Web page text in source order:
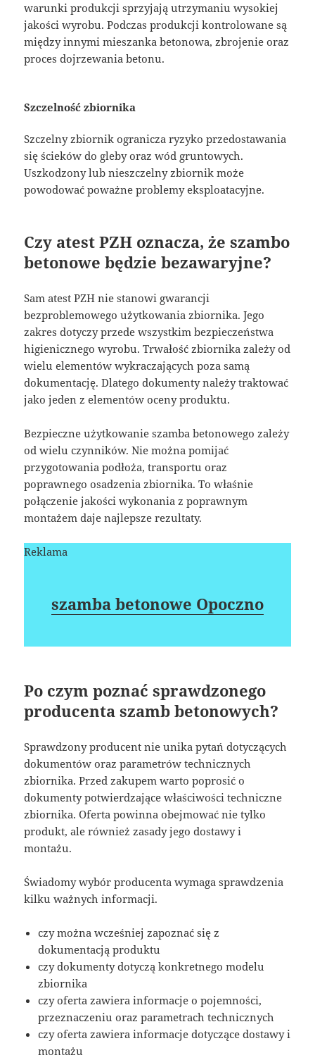
warunki produkcji sprzyjają utrzymaniu wysokiej
jakości wyrobu. Podczas produkcji kontrolowane są
między innymi mieszanka betonowa, zbrojenie oraz
proces dojrzewania betonu.
Szczelność zbiornika
Szczelny zbiornik ogranicza ryzyko przedostawania
się ścieków do gleby oraz wód gruntowych.
Uszkodzony lub nieszczelny zbiornik może
powodować poważne problemy eksploatacyjne.
Czy atest PZH oznacza, że szambo
betonowe będzie bezawaryjne?
Sam atest PZH nie stanowi gwarancji
bezproblemowego użytkowania zbiornika. Jego
zakres dotyczy przede wszystkim bezpieczeństwa
higienicznego wyrobu. Trwałość zbiornika zależy od
wielu elementów wykraczających poza samą
dokumentację. Dlatego dokumenty należy traktować
jako jeden z elementów oceny produktu.
Bezpieczne użytkowanie szamba betonowego zależy
od wielu czynników. Nie można pomijać
przygotowania podłoża, transportu oraz
poprawnego osadzenia zbiornika. To właśnie
połączenie jakości wykonania z poprawnym
montażem daje najlepsze rezultaty.
Reklama
szamba betonowe Opoczno
Po czym poznać sprawdzonego
producenta szamb betonowych?
Sprawdzony producent nie unika pytań dotyczących
dokumentów oraz parametrów technicznych
zbiornika. Przed zakupem warto poprosić o
dokumenty potwierdzające właściwości techniczne
zbiornika. Oferta powinna obejmować nie tylko
produkt, ale również zasady jego dostawy i
montażu.
Świadomy wybór producenta wymaga sprawdzenia
kilku ważnych informacji.
czy można wcześniej zapoznać się z
dokumentacją produktu
czy dokumenty dotyczą konkretnego modelu
zbiornika
czy oferta zawiera informacje o pojemności,
przeznaczeniu oraz parametrach technicznych
czy oferta zawiera informacje dotyczące dostawy i
montażu